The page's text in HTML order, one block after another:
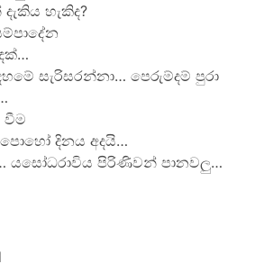
හැකිද?
සැරිසරන්නා… පෙරුම්දම් පුරා
වීම
දිනය අදයි…
යසෝධරාවිය පිරිණිවන් පානවලු…